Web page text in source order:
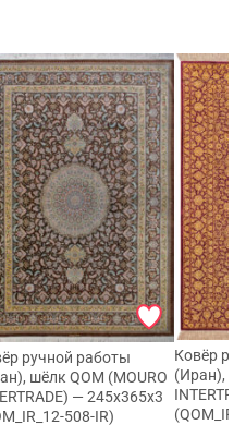
ручной работы
шёлк QOM (MOURO
— 245x365x3
508-IR)
Ковёр
(Иран),